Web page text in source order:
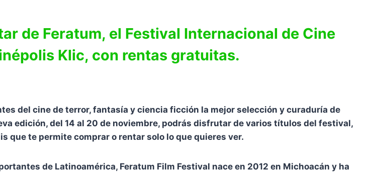
de Feratum, el Festival Internacional de Cine
Klic, con rentas gratuitas.
del cine de terror, fantasía y ciencia ficción la mejor selección y curaduría de
edición, del 14 al 20 de noviembre, podrás disfrutar de varios títulos del festival,
que te permite comprar o rentar solo lo que quieres ver.
de Latinoamérica, Feratum Film Festival nace en 2012 en Michoacán y ha